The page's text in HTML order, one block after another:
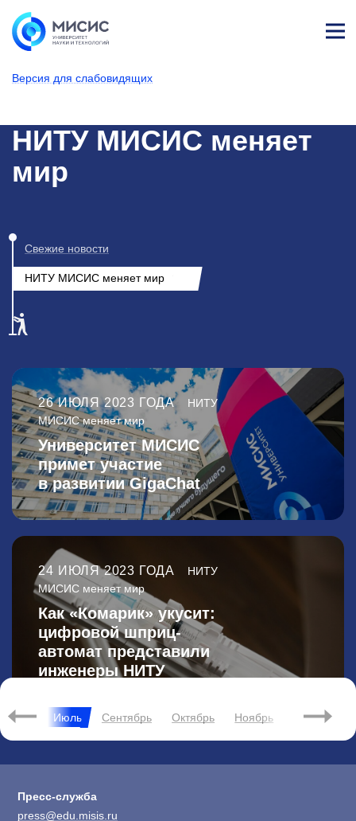
Версия для слабовидящих
т
НИТУ МИСИС меняет
мир
Свежие новости
НИТУ МИСИС меняет мир
Июнь Июль Сентябрь Октябрь Ноябрь Декабрь
26 ИЮЛЯ 2023 ГОДА
НИТУ
МИСИС меняет мир
Университет МИСИС
примет участие
в развитии GigaChat
24 ИЮЛЯ 2023 ГОДА
НИТУ
МИСИС меняет мир
Как «Комарик» укусит:
цифровой шприц-
автомат представили
инженеры НИТУ
Пресс-служба
press@edu.misis.ru